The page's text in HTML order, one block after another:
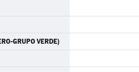
GRUPO VERDE)